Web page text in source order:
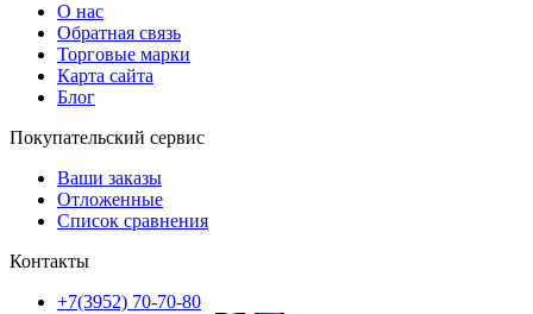
О нас
Обратная связь
Торговые марки
Карта сайта
Блог
Покупательский сервис
Ваши заказы
Отложенные
Список сравнения
Контакты
+7(3952) 70-70-80